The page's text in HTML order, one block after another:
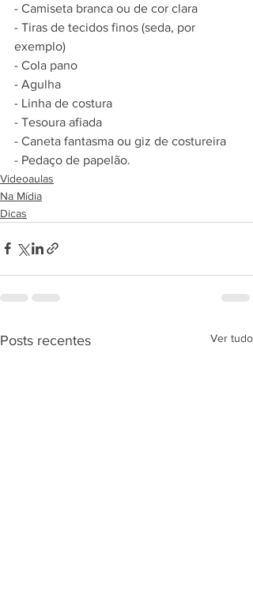
- Camiseta branca ou de cor clara
- Tiras de tecidos finos (seda, por
exemplo)
- Cola pano
- Agulha
- Linha de costura
- Tesoura afiada
- Caneta fantasma ou giz de costureira
- Pedaço de papelão.
Videoaulas
Na Mídia
Dicas
Posts recentes Ver tudo